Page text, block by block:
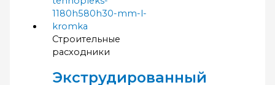
Строительные
расходники
Экструдированный